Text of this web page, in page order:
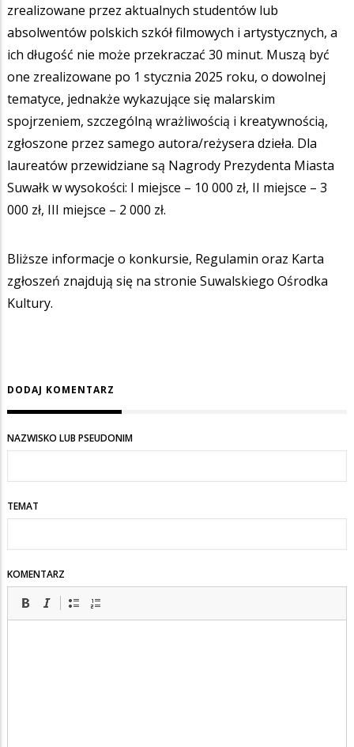
zrealizowane przez aktualnych studentów lub
absolwentów polskich szkół filmowych i artystycznych, a
ich długość nie może przekraczać 30 minut. Muszą być
one zrealizowane po 1 stycznia 2025 roku, o dowolnej
tematyce, jednakże wykazujące się malarskim
spojrzeniem, szczególną wrażliwością i kreatywnością,
zgłoszone przez samego autora/reżysera dzieła. Dla
laureatów przewidziane są Nagrody Prezydenta Miasta
Suwałk w wysokości: I miejsce – 10 000 zł, II miejsce – 3
000 zł, III miejsce – 2 000 zł.
Bliższe informacje o konkursie, Regulamin oraz Karta
zgłoszeń znajdują się na stronie Suwalskiego Ośrodka
Kultury.
DODAJ KOMENTARZ
NAZWISKO LUB PSEUDONIM
TEMAT
KOMENTARZ